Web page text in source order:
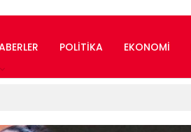
POLITIKA EKONOMI